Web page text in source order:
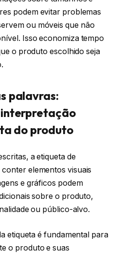
podem evitar problemas
ou móveis que não
Isso economiza tempo
o produto escolhido seja
palavras:
do produto
a etiqueta de
elementos visuais
e gráficos podem
sobre o produto,
ou público-alvo.
etiqueta é fundamental para
o produto e suas